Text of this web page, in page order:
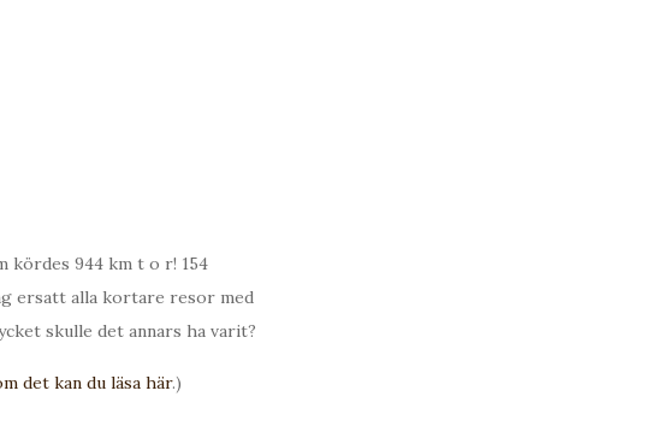
kördes 944 km t o r! 154
ersatt alla kortare resor med
skulle det annars ha varit?
det kan du läsa här.)